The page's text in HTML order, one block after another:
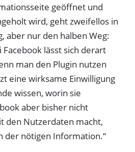
geöffnet und
wird, geht zweifellos in
aber nur den halben Weg:
lässt sich derart
man den Plugin nutzen
eine wirksame Einwilligung
wissen, worin sie
aber bisher nicht
den Nutzerdaten macht,
der nötigen Information.“